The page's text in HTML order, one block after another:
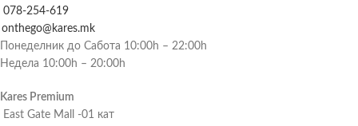
078-254-619
onthego@kares.mk
Понеделник до Сабота 10:00h – 22:00h
Недела 10:00h – 20:00h
Kares Premium
East Gate Mall -01 кат